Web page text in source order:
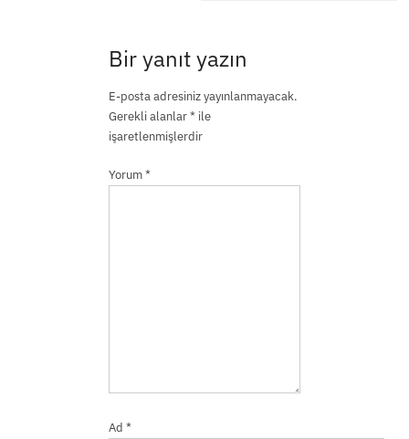
Bir yanıt yazın
E-posta adresiniz yayınlanmayacak.
Gerekli alanlar*ile
işaretlenmişlerdir
Yorum*
Ad *